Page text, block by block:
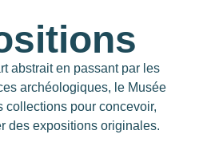
abstrait en passant par les
archéologiques, le Musée
collections pour concevoir,
des expositions originales.